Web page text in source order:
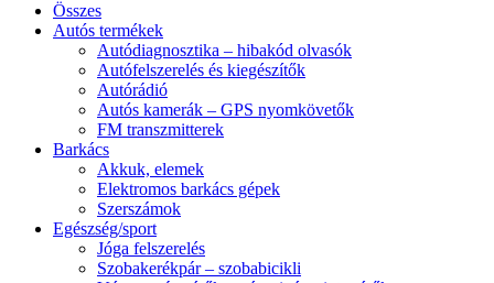
Összes
Autós termékek
Autódiagnosztika – hibakód olvasók
Autófelszerelés és kiegészítők
Autórádió
Autós kamerák – GPS nyomkövetők
FM transzmitterek
Barkács
Akkuk, elemek
Elektromos barkács gépek
Szerszámok
Egészség/sport
Jóga felszerelés
Szobakerékpár – szobabicikli